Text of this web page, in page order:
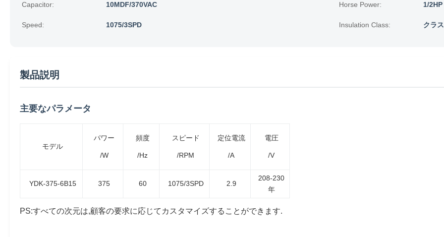
Capacitor: 10MDF/370VAC Horse Power: 1/2HP
Speed: 1075/3SPD Insulation Class: クラ
製品説明
主要なパラメータ
モデル
パワー
/W
頻度
/Hz
スピード
/RPM
定位電流
/A
電圧
/V
YDK-375-6B15 375 60 1075/3SPD 2.9
208-230
年
PS:すべての次元は,顧客の要求に応じてカスタマイズすることができます.